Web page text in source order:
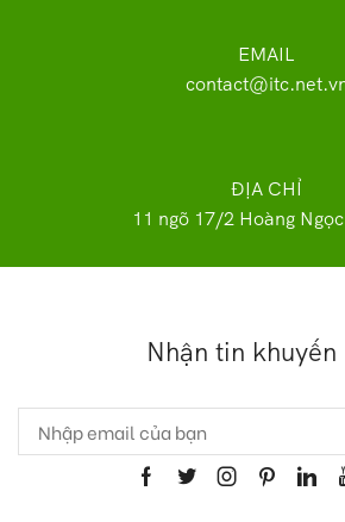
EMAIL
ĐỊA CHỈ
11 ngõ 17/2 Hoàng
Nhận tin khuyến